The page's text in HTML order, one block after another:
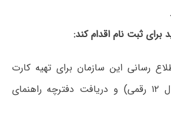
برای ثبت نام اقدام کند:
رسانی این سازمان برای تهیه کارت
اعتباری ثبت‌نام (سریال ۱۲ رقمی) و دریافت دفترچه راهنمای